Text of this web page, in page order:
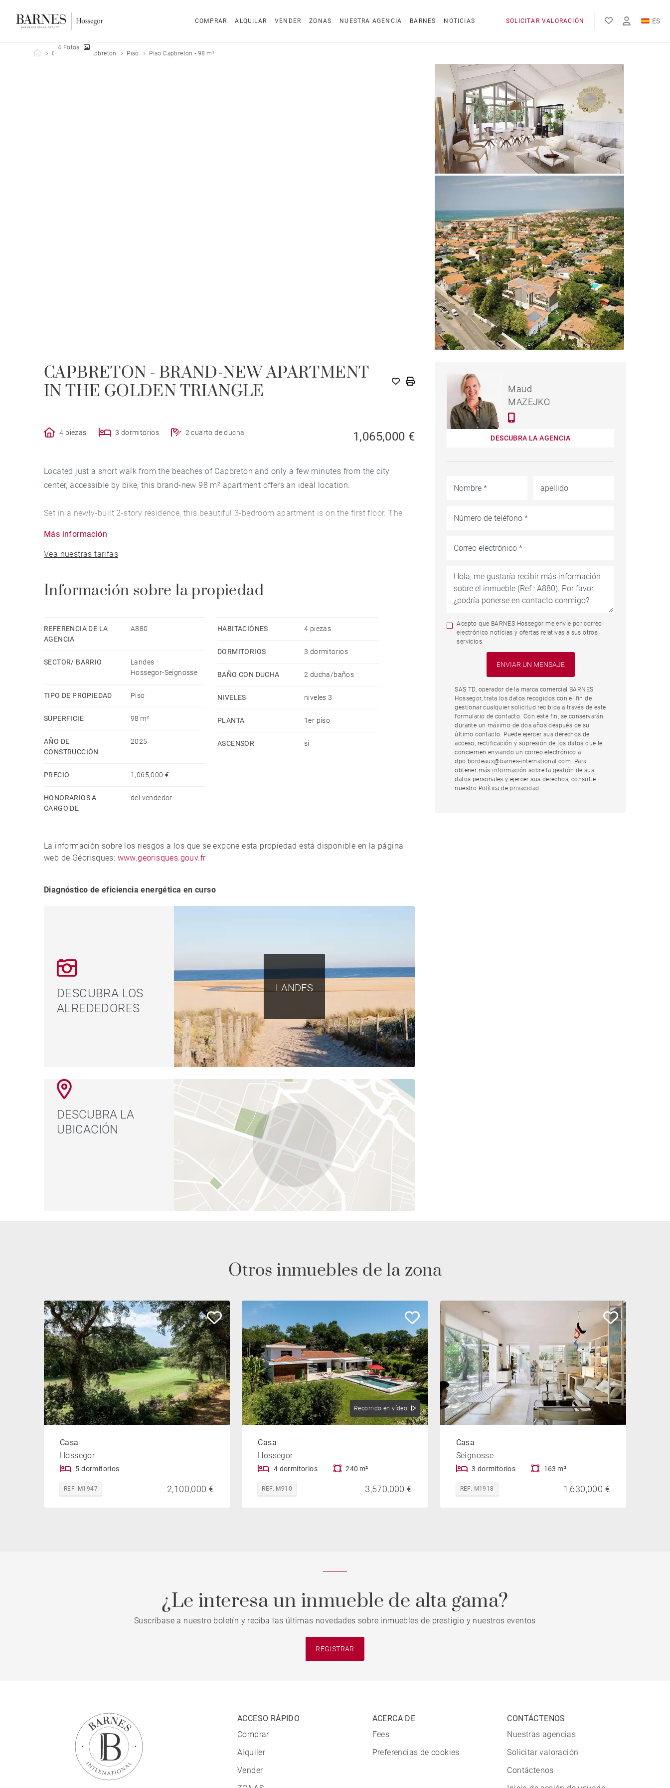
COMPRAR ALQUILAR VENDER ZONAS NUESTRA AGENCIA BARNES NOTICIAS SOLICITAR VALORACIÓN ES
EN
Barnes Hossegor
Comprar Capbreton Piso Piso Capbreton - 98 m²
4 Fotos
CAPBRETON - BRAND-NEW APARTMENT
IN THE GOLDEN TRIANGLE
4 piezas 3 dormitorios 2 cuarto de ducha 1,065,000 €
Located just a short walk from the beaches of Capbreton and only a few minutes from the city
center, accessible by bike, this brand-new 98 m² apartment offers an ideal location.
Set in a newly-built 2-story residence, this beautiful 3-bedroom apartment is on the first floor. The
The residence is equipped with an elevator. A garage and an underground parking space are
Más información
Vea nuestras tarifas
Información sobre la propiedad
REFERENCIA DE LA
AGENCIA
A880
SECTOR/ BARRIO
Landes
Hossegor-Seignosse
TIPO DE PROPIEDAD Piso
SUPERFICIE 98 m²
AÑO DE
CONSTRUCCIÓN
2025
PRECIO 1,065,000 €
HONORARIOS A
CARGO DE
del vendedor
HABITACIÓNES 4 piezas
DORMITORIOS 3 dormitorios
BAÑO CON DUCHA 2 ducha/baños
NIVELES niveles 3
PLANTA 1er piso
ASCENSOR sí
La información sobre los riesgos a los que se expone esta propiedad está disponible en la página
web de Géorisques: www.georisques.gouv.fr
Diagnóstico de eficiencia energética en curso
DESCUBRA LOS
ALREDEDORES
LANDES
DESCUBRA LA
UBICACIÓN
PISO CAPBRETON - 98 M²
Maud
MAZEJKO
DESCUBRA LA AGENCIA
Acepto que BARNES Hossegor me envíe por correo
electrónico noticias y ofertas relativas a sus otros
servicios.
SAS TD, operador de la marca comercial BARNES
Hossegor, trata los datos recogidos con el fin de
gestionar cualquier solicitud recibida a través de este
formulario de contacto. Con este fin, se conservarán
durante un máximo de dos años después de su
último contacto. Puede ejercer sus derechos de
acceso, rectificación y supresión de los datos que le
conciernen enviando un correo electrónico a
dpo.bordeaux@barnes-international.com. Para
obtener más información sobre la gestión de sus
datos personales y ejercer sus derechos, consulte
nuestro Política de privacidad.
Otros inmuebles de la zona
Casa
Hossegor
5 dormitorios
REF. M1947 2,100,000 €
Recorrido en vídeo
Casa
Hossegor
4 dormitorios 240 m²
REF. M910 3,570,000 €
Casa
Seignosse
3 dormitorios 163 m²
REF. M1918 1,630,000 €
¿Le interesa un inmueble de alta gama?
Suscríbase a nuestro boletín y reciba las últimas novedades sobre inmuebles de prestigio y nuestros eventos
REGISTRAR
ACCESO RÁPIDO
Comprar
Alquiler
Vender
ACERCA DE
Fees
Preferencias de cookies
CONTÁCTENOS
Nuestras agencias
Solicitar valoración
Contáctenos